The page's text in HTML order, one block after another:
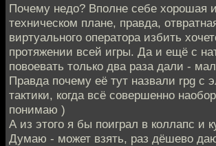
Почему недо? Вполне себе хорошая
техническом плане, правда,
виртуального оператора избить
протяжении всей игры. Да и ещё с
повоевать только два раза дали -
Правда почему её тут назвали rpg с
тактики, когда всё совершенно
понимаю )
А из этого я бы поиграл в коллапс и
Думаю - может взять, раз дёшево